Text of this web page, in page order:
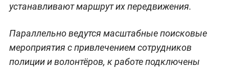
устанавливают маршрут их передвижения.
Параллельно ведутся масштабные поисковые
мероприятия с привлечением сотрудников
полиции и волонтёров, к работе подключены